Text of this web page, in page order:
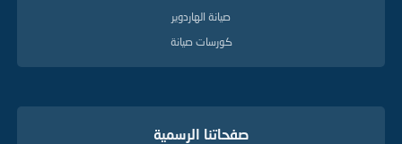
صيانة الهاردوير
كورسات صيانة
صفحاتنا الرسمية